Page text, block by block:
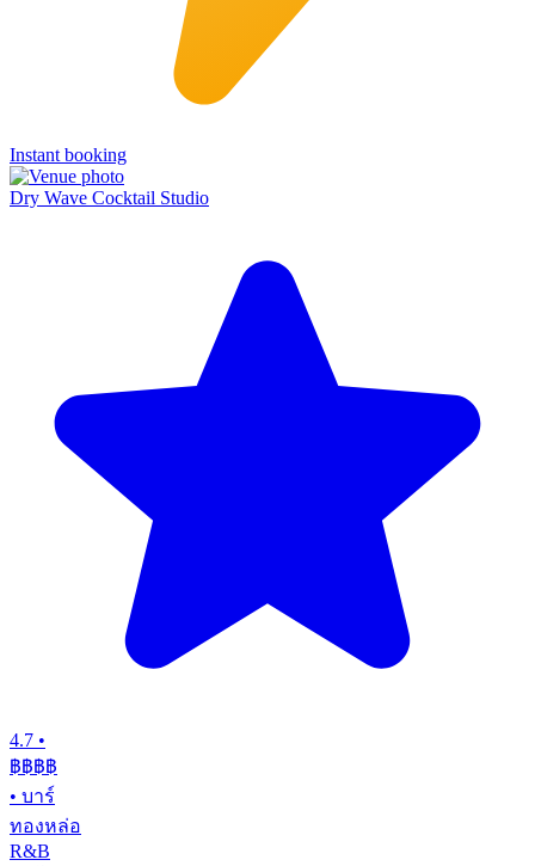
Instant booking
Dry Wave Cocktail Studio
4.7 •
฿฿฿฿
• บาร์
ทองหล่อ
R&B